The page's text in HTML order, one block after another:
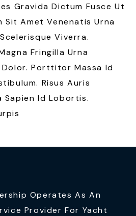
Gravida Dictum Fusce Ut
Sit Amet Venenatis Urna
Viverra.
Fringilla Urna
Porttitor Massa Id
Risus Auris
Sapien Id Lobortis.
Operates As An
Provider For Yacht